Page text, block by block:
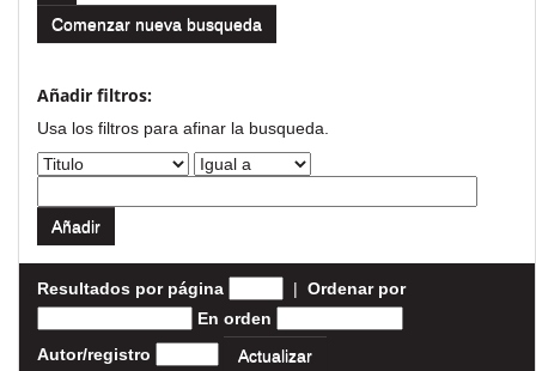
Comenzar nueva busqueda
Añadir filtros:
Usa los filtros para afinar la busqueda.
Resultados por página | Ordenar por
En orden
Autor/registro